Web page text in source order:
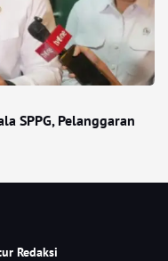
SPPG, Pelanggaran
Redaksi